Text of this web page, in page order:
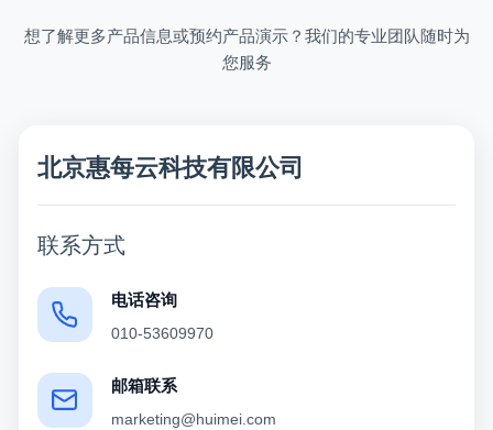
想了解更多产品信息或预约产品演示？我们的专业团队随时为
您服务
北京惠每云科技有限公司
联系方式
电话咨询
010-53609970
邮箱联系
marketing@huimei.com